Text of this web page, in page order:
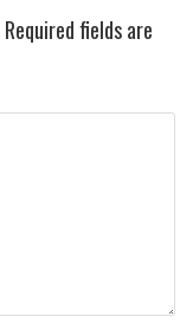
Required fields are